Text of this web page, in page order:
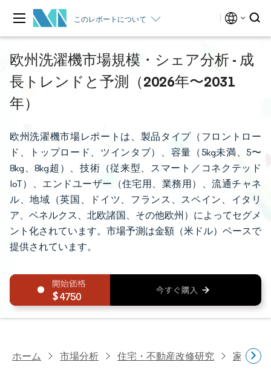
このレポートについて
欧州洗濯機市場規模・シェア分析 - 成
長トレンドと予測（2026年〜2031
年）
欧州洗濯機市場レポートは、製品タイプ（フロントロー
ド、トップロード、ツインタブ）、容量（5kg未満、5〜
8kg、8kg超）、技術（従来型、スマート／コネクテッド
IoT）、エンドユーザー（住宅用、業務用）、流通チャネ
ル、地域（英国、ドイツ、フランス、スペイン、イタリ
ア、ベネルクス、北欧諸国、その他欧州）によってセグメ
ント化されています。市場予測は金額（米ドル）ベースで
提供されています。
4750
ホーム 市場分析 住宅・不動産改修研究 家電研究